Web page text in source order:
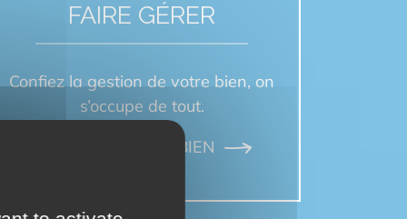
FAIRE GÉRER
Confiez la gestion de votre bien, on
s’occupe de tout.
FAIRE GÉRER MON BIEN